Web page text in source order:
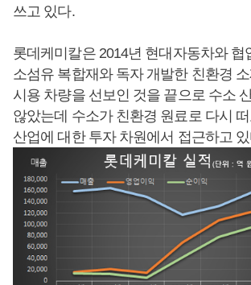
쓰고 있다.
롯데케미칼은 2014년 현대자동차와 협
소섬유 복합재와 독자 개발한 친환경
시용 차량을 선보인 것을 끝으로 수소
않았는데 수소가 친환경 원료로 다시
산업에 대한 투자 차원에서 접근하고